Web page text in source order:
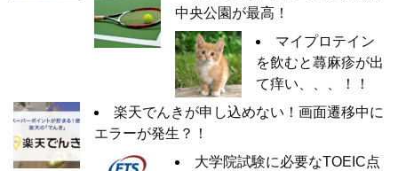
中央公園が最高！
マイプロテイン
を飲むと蕁麻疹が出
て痒い、、、！！
楽天でんきが申し込めない！画面遷移中に
エラーが発生？！
大学院試験に必要なTOEIC点